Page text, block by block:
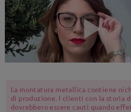
La montatura metallica contiene
di produzione. I clienti con la storia
dovrebbero essere cauti quando